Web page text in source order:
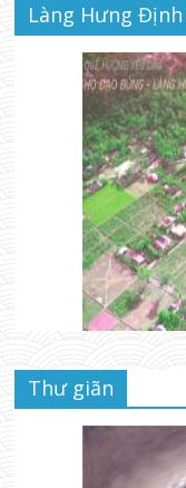
Làng Hưng Định
Thư giãn